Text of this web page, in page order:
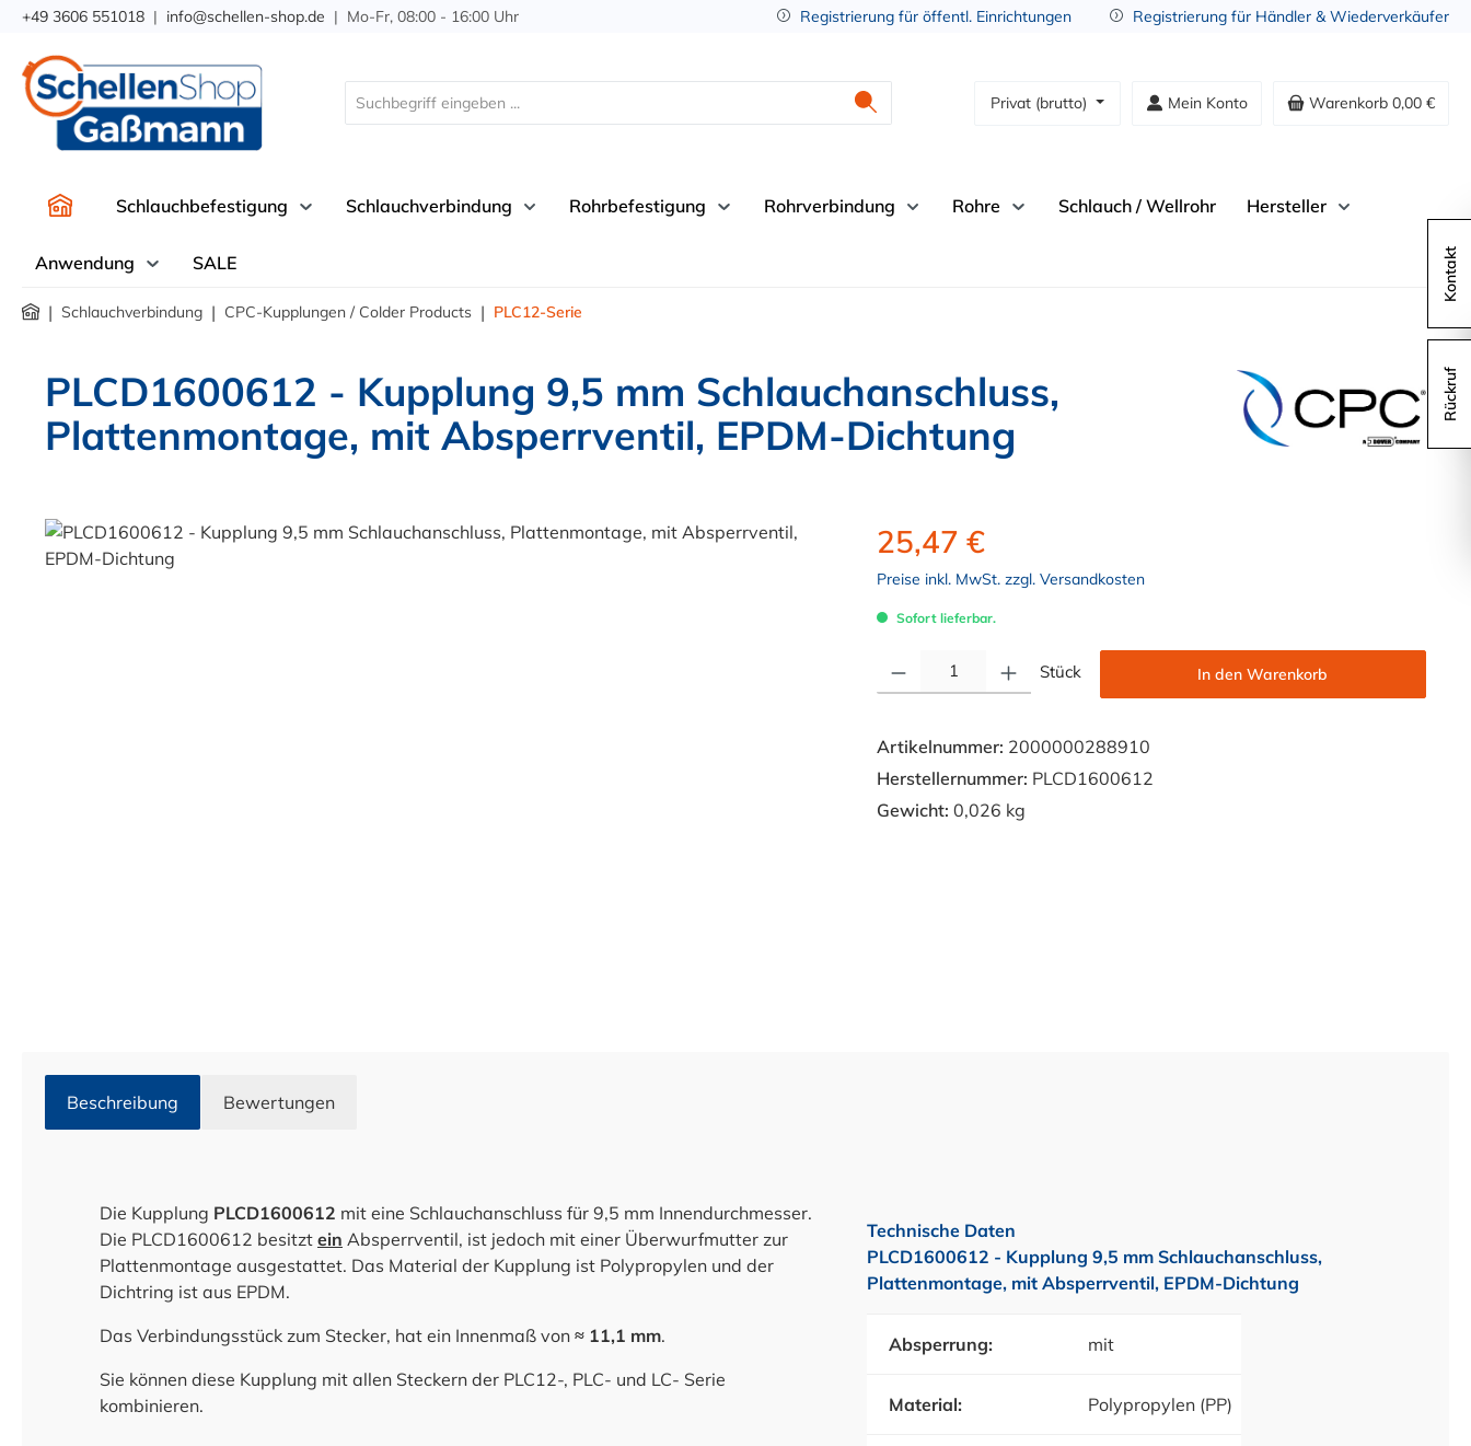
Zur Hauptnavigation springen
+49 3606 551018 | info@schellen-shop.de | Mo-Fr, 08:00 - 16:00 Uhr Registrierung für öffentl. Einrichtungen Registrierung für Händler & Wiederverkäufer
Privat (brutto) Mein Konto Warenkorb 0,00 €
Schlauchbefestigung Schlauchverbindung Rohrbefestigung Rohrverbindung Rohre Schlauch / Wellrohr Hersteller
Anwendung SALE
| Schlauchverbindung | CPC-Kupplungen / Colder Products | PLC12-Serie
PLCD1600612 - Kupplung 9,5 mm Schlauchanschluss,
Plattenmontage, mit Absperrventil, EPDM-Dichtung
Bildergalerie überspringen 25,47 €
Preise inkl. MwSt. zzgl. Versandkosten
Sofort lieferbar.
Stück In den Warenkorb
Artikelnummer: 2000000288910
Herstellernummer: PLCD1600612
Gewicht: 0,026 kg
Beschreibung Bewertungen
Die Kupplung PLCD1600612 mit eine Schlauchanschluss für 9,5 mm Innendurchmesser.
Die PLCD1600612 besitzt ein Absperrventil, ist jedoch mit einer Überwurfmutter zur
Plattenmontage ausgestattet. Das Material der Kupplung ist Polypropylen und der
Dichtring ist aus EPDM.
Das Verbindungsstück zum Stecker, hat ein Innenmaß von ≈ 11,1 mm.
Sie können diese Kupplung mit allen Steckern der PLC12-, PLC- und LC- Serie
kombinieren.
Technische Daten
PLCD1600612 - Kupplung 9,5 mm Schlauchanschluss,
Plattenmontage, mit Absperrventil, EPDM-Dichtung
Absperrung: mit
Material: Polypropylen (PP)
Kontakt
Rückruf